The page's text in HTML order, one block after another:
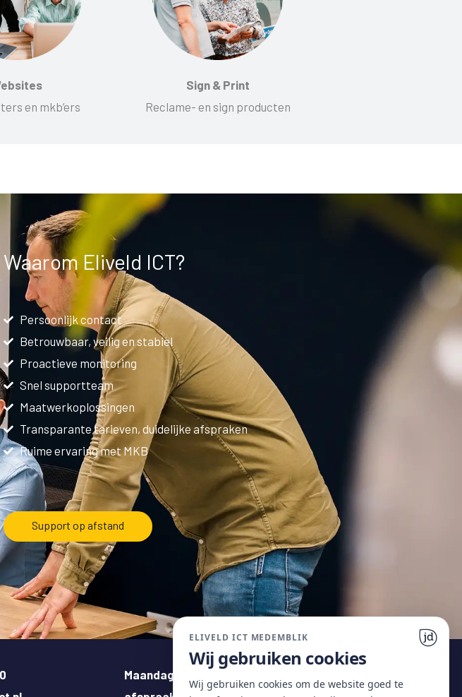
en mkb’ers
Sign & Print
Reclame- en sign producten
Waarom Eliveld ICT?
Persoonlijk contact
Betrouwbaar, veilig en stabiel
Proactieve monitoring
Snel supportteam
Maatwerkoplossingen
Transparante tarieven, duidelijke afspraken
Ruime ervaring met MKB
Support op afstand
Maandag t/m vrijdag geopend op
ELIVELD ICT MEDEMBLIK
Wij gebruiken cookies
Wij gebruiken cookies om de website goed te